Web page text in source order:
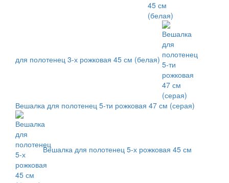
для полотенец 3-х рожковая 45 см (белая)
Вешалка для полотенец 5-ти рожковая 47 см (серая)
Вешалка для полотенец 5-х рожковая 45 см